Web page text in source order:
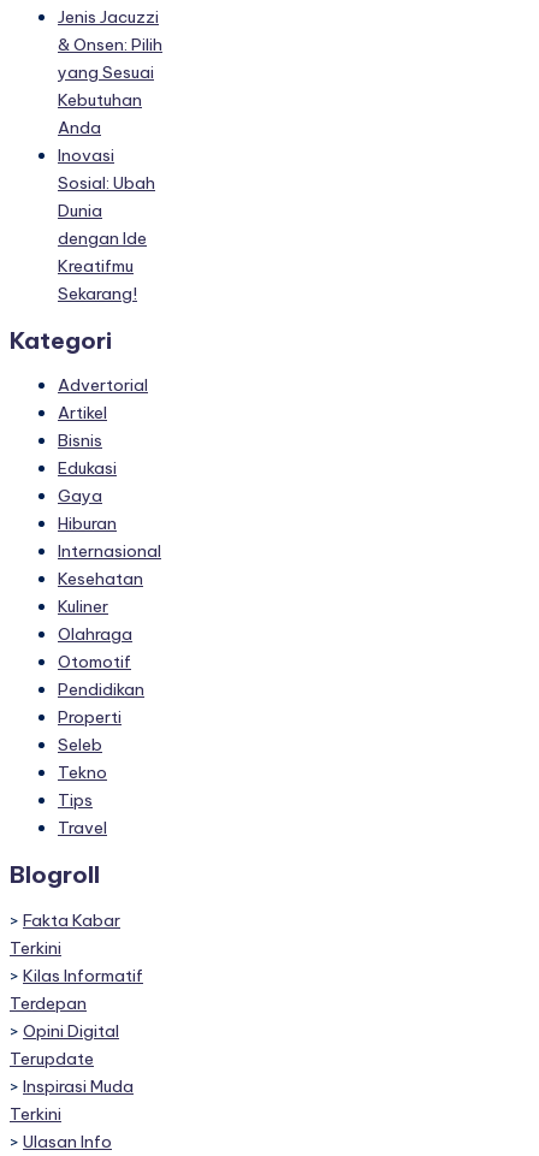
Jenis Jacuzzi
& Onsen: Pilih
yang Sesuai
Kebutuhan
Anda
Inovasi
Sosial: Ubah
Dunia
dengan Ide
Kreatifmu
Sekarang!
Kategori
Advertorial
Artikel
Bisnis
Edukasi
Gaya
Hiburan
Internasional
Kesehatan
Kuliner
Olahraga
Otomotif
Pendidikan
Properti
Seleb
Tekno
Tips
Travel
Blogroll
> Fakta Kabar
Terkini
> Kilas Informatif
Terdepan
> Opini Digital
Terupdate
> Inspirasi Muda
Terkini
> Ulasan Info